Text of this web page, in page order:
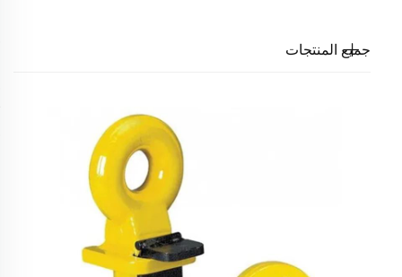
جميع المنتجات